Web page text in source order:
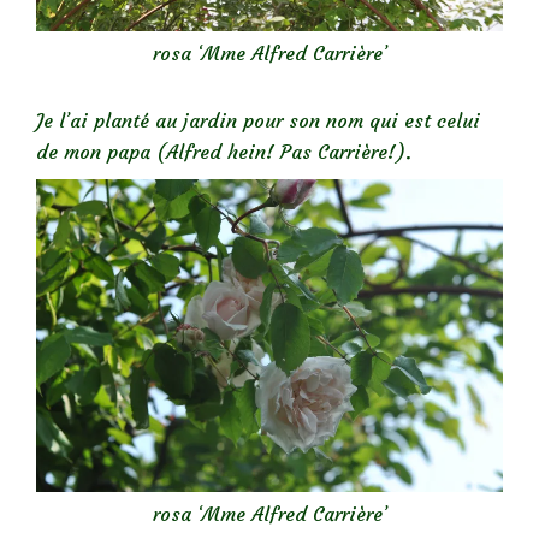
rosa ‘Mme Alfred Carrière’
Je l’ai planté au jardin pour son nom qui est celui
de mon papa (Alfred hein! Pas Carrière!).
rosa ‘Mme Alfred Carrière’